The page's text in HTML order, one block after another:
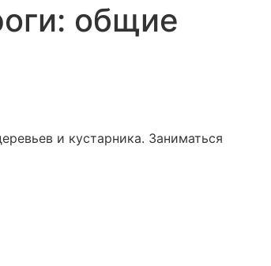
общие
и кустарника. Заниматься